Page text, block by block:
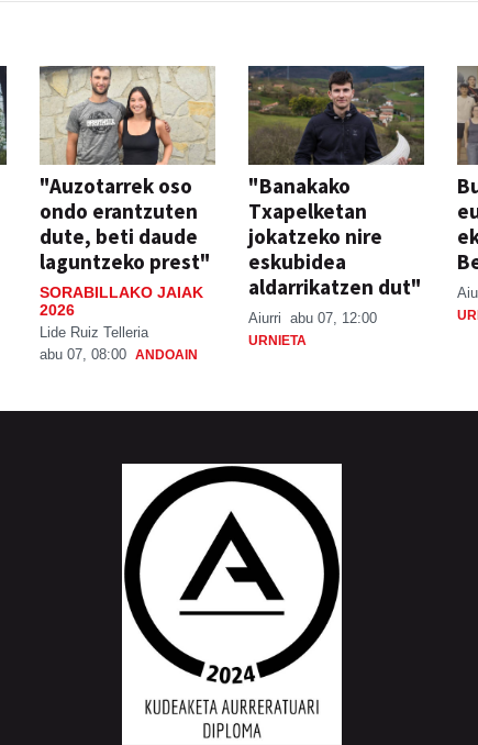
"Auzotarrek oso
ondo erantzuten
dute, beti daude
laguntzeko prest"
SORABILLAKO JAIAK
2026
Lide Ruiz Telleria
abu 07, 08:00 ANDOAIN
"Banakako
Txapelketan
jokatzeko nire
eskubidea
aldarrikatzen dut"
Aiurri abu 07, 12:00
URNIETA